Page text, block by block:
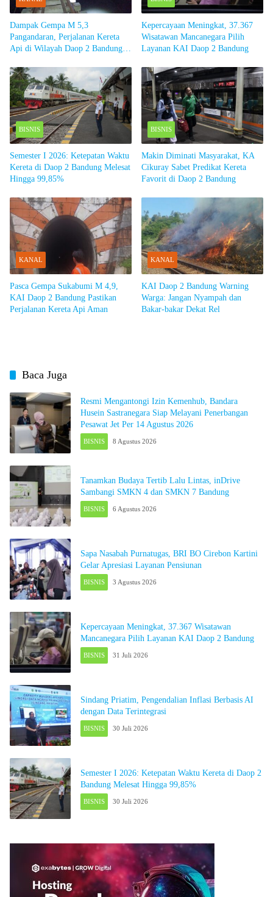
Dampak Gempa M 5,3
Pangandaran, Perjalanan Kereta
Api di Wilayah Daop 2 Bandung
Kepercayaan Meningkat, 37.367
Wisatawan Mancanegara Pilih
Layanan KAI Daop 2 Bandung
BISNIS
Semester I 2026: Ketepatan Waktu
Kereta di Daop 2 Bandung Melesat
Hingga 99,85%
BISNIS
Makin Diminati Masyarakat, KA
Cikuray Sabet Predikat Kereta
Favorit di Daop 2 Bandung
KANAL
Pasca Gempa Sukabumi M 4,9,
KAI Daop 2 Bandung Pastikan
Perjalanan Kereta Api Aman
KANAL
KAI Daop 2 Bandung Warning
Warga: Jangan Nyampah dan
Bakar-bakar Dekat Rel
Baca Juga
Resmi Mengantongi Izin Kemenhub, Bandara
Husein Sastranegara Siap Melayani Penerbangan
Pesawat Jet Per 14 Agustus 2026
BISNIS 8 Agustus 2026
Tanamkan Budaya Tertib Lalu Lintas, inDrive
Sambangi SMKN 4 dan SMKN 7 Bandung
BISNIS 6 Agustus 2026
Sapa Nasabah Purnatugas, BRI BO Cirebon Kartini
Gelar Apresiasi Layanan Pensiunan
BISNIS 3 Agustus 2026
Kepercayaan Meningkat, 37.367 Wisatawan
Mancanegara Pilih Layanan KAI Daop 2 Bandung
BISNIS 31 Juli 2026
Sindang Priatim, Pengendalian Inflasi Berbasis AI
dengan Data Terintegrasi
BISNIS 30 Juli 2026
Semester I 2026: Ketepatan Waktu Kereta di Daop 2
Bandung Melesat Hingga 99,85%
BISNIS 30 Juli 2026